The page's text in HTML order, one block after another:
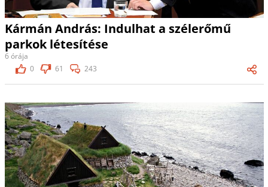
Kármán András: Indulhat a szélerőmű
parkok létesítése
6 órája
0
61 243